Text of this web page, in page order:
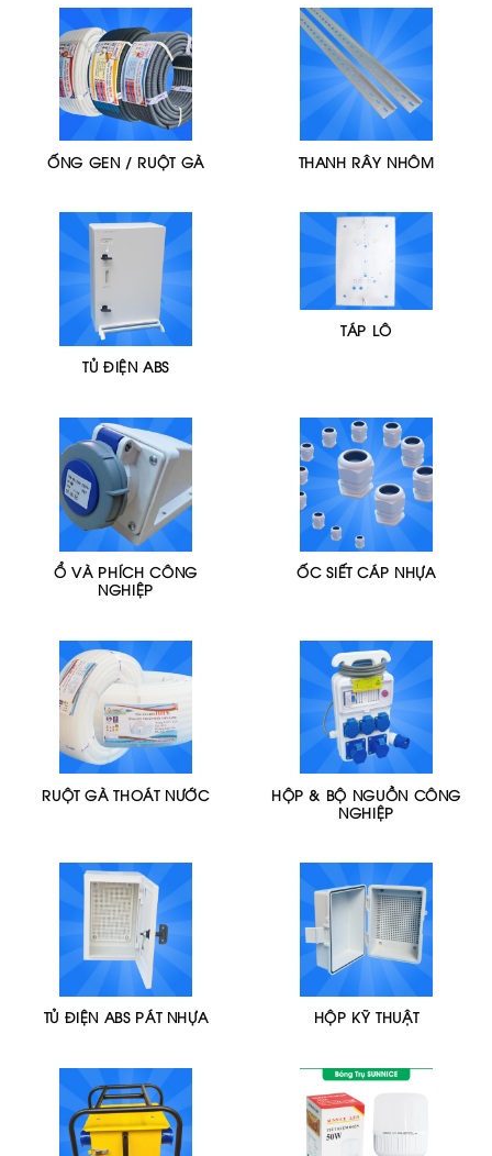
ỐNG GEN / RUỘT GÀ THANH RÂY NHÔM
TỦ ĐIỆN ABS
TÁP LÔ
Ổ VÀ PHÍCH CÔNG
NGHIỆP
ỐC SIẾT CÁP NHỰA
RUỘT GÀ THOÁT NƯỚC
HỘP & BỘ NGUỒN CÔNG
NGHIỆP
TỦ ĐIỆN ABS PÁT NHỰA HỘP KỸ THUẬT